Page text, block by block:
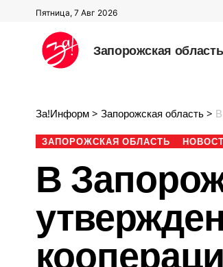
Пятница, 7 Авг 2026
Запорожская область
За!Информ > Запорожская область >
ЗАПОРОЖСКАЯ ОБЛАСТЬ
В